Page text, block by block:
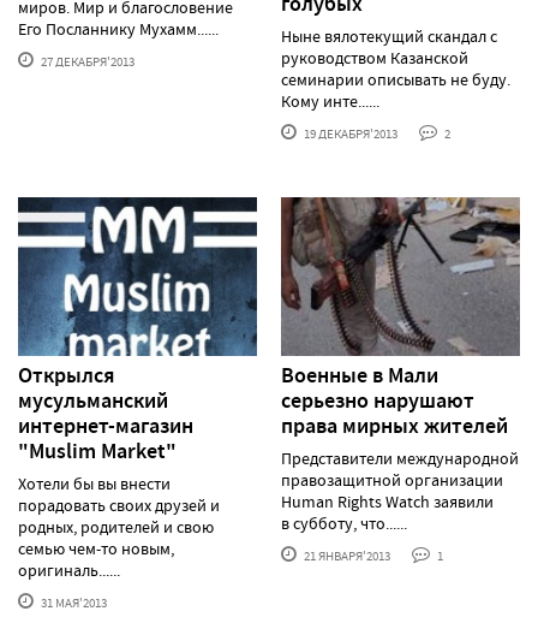
миров. Мир и благословение
Его Посланнику Мухамм......
27 ДЕКАБРЯ'2013
Ныне вялотекущий скандал с
руководством Казанской
семинарии описывать не буду.
Кому инте......
19 ДЕКАБРЯ'2013 2
Открылся
мусульманский
интернет-магазин
"Muslim Market"
Хотели бы вы внести
порадовать своих друзей и
родных, родителей и свою
семью чем-то новым,
оригиналь......
31 МАЯ'2013
Военные в Мали
серьезно нарушают
права мирных жителей
Представители международной
правозащитной организации
Human Rights Watch заявили
в субботу, что......
21 ЯНВАРЯ'2013 1